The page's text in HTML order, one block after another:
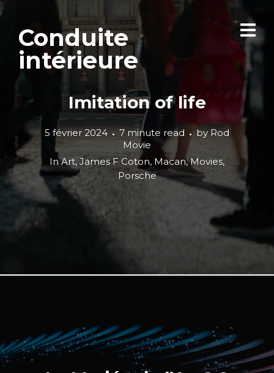
Conduite
intérieure
Imitation of life
5 février 2024 7 minute read byRod
Movie
InArt,James F Coton, Macan,Movies,
Porsche